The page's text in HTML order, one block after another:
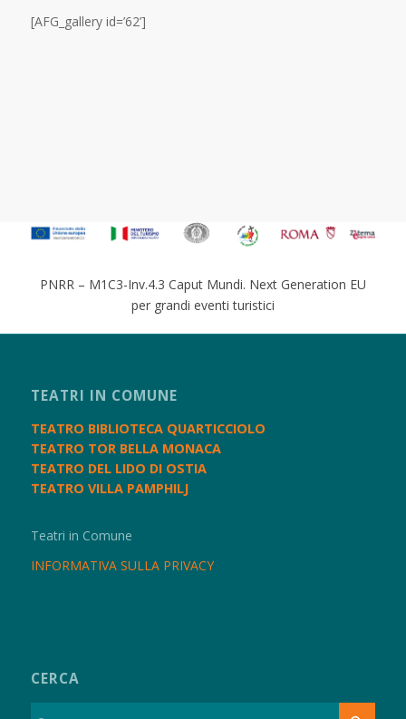
[AFG_gallery id=’62’]
PNRR – M1C3-Inv.4.3 Caput Mundi. Next Generation EU
per grandi eventi turistici
TEATRI IN COMUNE
TEATRO BIBLIOTECA QUARTICCIOLO
TEATRO TOR BELLA MONACA
TEATRO DEL LIDO DI OSTIA
TEATRO VILLA PAMPHILJ
Teatri in Comune
INFORMATIVA SULLA PRIVACY
CERCA